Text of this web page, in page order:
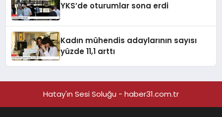
YKS’de oturumlar sona erdi
Kadın mühendis adaylarının sayısı
yüzde 11,1 arttı
Hatay'ın Sesi Soluğu - haber31.com.tr